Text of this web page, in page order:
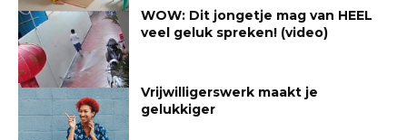
WOW: Dit jongetje mag van HEEL
veel geluk spreken! (video)
Vrijwilligerswerk maakt je
gelukkiger